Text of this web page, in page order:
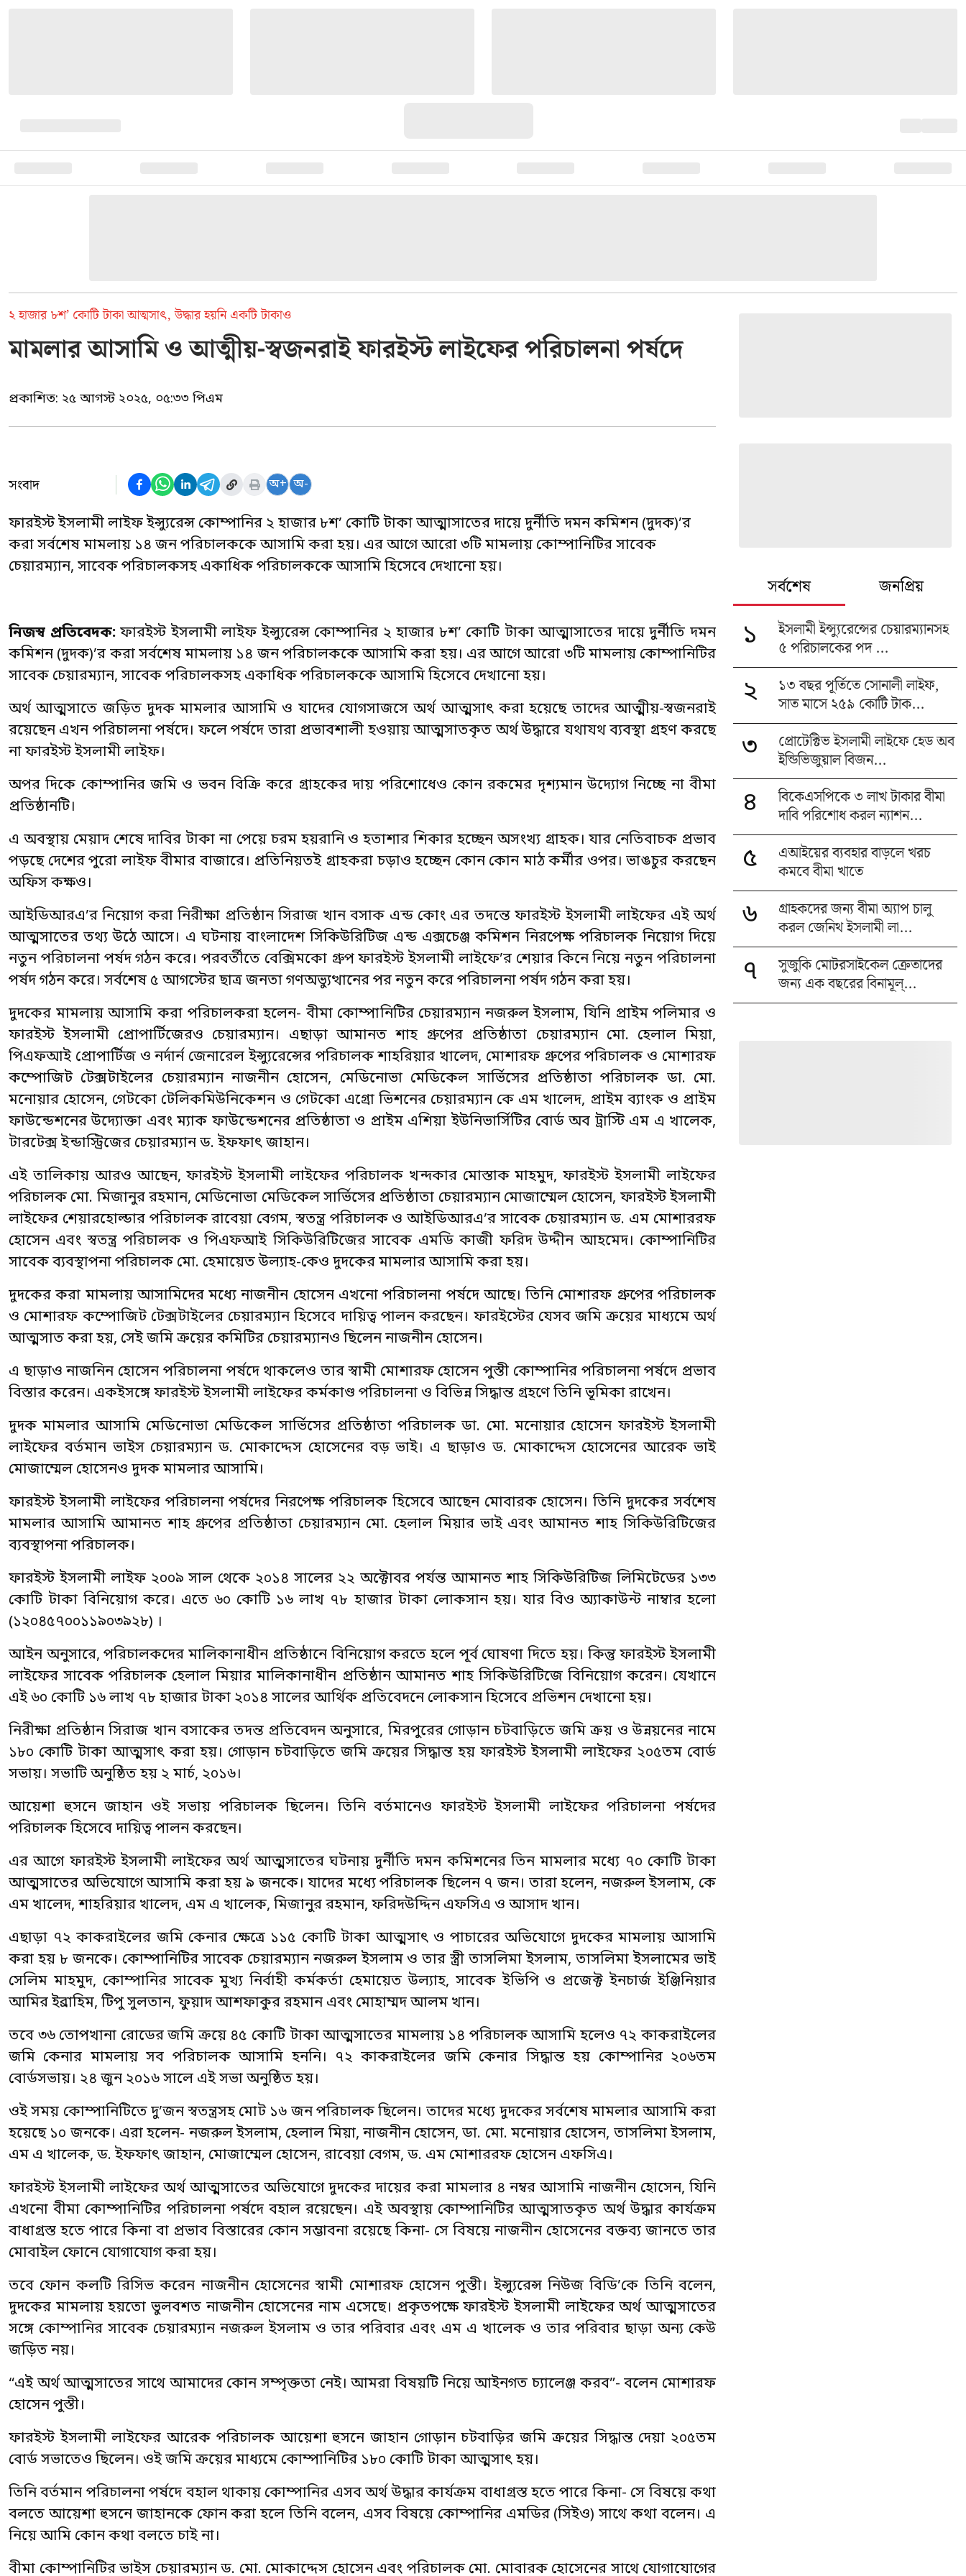
২ হাজার ৮শ’ কোটি টাকা আত্মসাৎ, উদ্ধার হয়নি একটি টাকাও
মামলার আসামি ও আত্মীয়-স্বজনরাই ফারইস্ট লাইফের পরিচালনা পর্ষদে
প্রকাশিত: ২৫ আগস্ট ২০২৫, ০৫:৩৩ পিএম
সংবাদ অ+ অ-
ফারইস্ট ইসলামী লাইফ ইন্স্যুরেন্স কোম্পানির ২ হাজার ৮শ’ কোটি টাকা আত্মাসাতের দায়ে দুর্নীতি দমন কমিশন (দুদক)’র
করা সর্বশেষ মামলায় ১৪ জন পরিচালককে আসামি করা হয়। এর আগে আরো ৩টি মামলায় কোম্পানিটির সাবেক
চেয়ারম্যান, সাবেক পরিচালকসহ একাধিক পরিচালককে আসামি হিসেবে দেখানো হয়।
নিজস্ব প্রতিবেদক:ফারইস্ট ইসলামী লাইফ ইন্স্যুরেন্স কোম্পানির ২ হাজার ৮শ’ কোটি টাকা আত্মাসাতের দায়ে দুর্নীতি দমন
কমিশন (দুদক)’র করা সর্বশেষ মামলায় ১৪ জন পরিচালককে আসামি করা হয়। এর আগে আরো ৩টি মামলায় কোম্পানিটির
সাবেক চেয়ারম্যান, সাবেক পরিচালকসহ একাধিক পরিচালককে আসামি হিসেবে দেখানো হয়।
অর্থ আত্মসাতে জড়িত দুদক মামলার আসামি ও যাদের যোগসাজসে অর্থ আত্মসাৎ করা হয়েছে তাদের আত্মীয়-স্বজনরাই
রয়েছেন এখন পরিচালনা পর্ষদে। ফলে পর্ষদে তারা প্রভাবশালী হওয়ায় আত্মসাতকৃত অর্থ উদ্ধারে যথাযথ ব্যবস্থা গ্রহণ করছে
না ফারইস্ট ইসলামী লাইফ।
অপর দিকে কোম্পানির জমি ও ভবন বিক্রি করে গ্রাহকের দায় পরিশোধেও কোন রকমের দৃশ্যমান উদ্যোগ নিচ্ছে না বীমা
প্রতিষ্ঠানটি।
এ অবস্থায় মেয়াদ শেষে দাবির টাকা না পেয়ে চরম হয়রানি ও হতাশার শিকার হচ্ছেন অসংখ্য গ্রাহক। যার নেতিবাচক প্রভাব
পড়ছে দেশের পুরো লাইফ বীমার বাজারে। প্রতিনিয়তই গ্রাহকরা চড়াও হচ্ছেন কোন কোন মাঠ কর্মীর ওপর। ভাঙচুর করছেন
অফিস কক্ষও।
আইডিআরএ’র নিয়োগ করা নিরীক্ষা প্রতিষ্ঠান সিরাজ খান বসাক এন্ড কোং এর তদন্তে ফারইস্ট ইসলামী লাইফের এই অর্থ
আত্মসাতের তথ্য উঠে আসে। এ ঘটনায় বাংলাদেশ সিকিউরিটিজ এন্ড এক্সচেঞ্জ কমিশন নিরপেক্ষ পরিচালক নিয়োগ দিয়ে
নতুন পরিচালনা পর্ষদ গঠন করে। পরবর্তীতে বেক্সিমকো গ্রুপ ফারইস্ট ইসলামী লাইফে’র শেয়ার কিনে নিয়ে নতুন পরিচালনা
পর্ষদ গঠন করে। সর্বশেষ ৫ আগস্টের ছাত্র জনতা গণঅভ্যুত্থানের পর নতুন করে পরিচালনা পর্ষদ গঠন করা হয়।
দুদকের মামলায় আসামি করা পরিচালকরা হলেন- বীমা কোম্পানিটির চেয়ারম্যান নজরুল ইসলাম, যিনি প্রাইম পলিমার ও
ফারইস্ট ইসলামী প্রোপার্টিজেরও চেয়ারম্যান। এছাড়া আমানত শাহ গ্রুপের প্রতিষ্ঠাতা চেয়ারম্যান মো. হেলাল মিয়া,
পিএফআই প্রোপার্টিজ ও নর্দার্ন জেনারেল ইন্স্যুরেন্সের পরিচালক শাহরিয়ার খালেদ, মোশারফ গ্রুপের পরিচালক ও মোশারফ
কম্পোজিট টেক্সটাইলের চেয়ারম্যান নাজনীন হোসেন, মেডিনোভা মেডিকেল সার্ভিসের প্রতিষ্ঠাতা পরিচালক ডা. মো.
মনোয়ার হোসেন, গেটকো টেলিকমিউনিকেশন ও গেটকো এগ্রো ভিশনের চেয়ারম্যান কে এম খালেদ, প্রাইম ব্যাংক ও প্রাইম
ফাউন্ডেশনের উদ্যোক্তা এবং ম্যাক ফাউন্ডেশনের প্রতিষ্ঠাতা ও প্রাইম এশিয়া ইউনিভার্সিটির বোর্ড অব ট্রাস্টি এম এ খালেক,
টারটেক্স ইন্ডাস্ট্রিজের চেয়ারম্যান ড. ইফফাৎ জাহান।
এই তালিকায় আরও আছেন, ফারইস্ট ইসলামী লাইফের পরিচালক খন্দকার মোস্তাক মাহমুদ, ফারইস্ট ইসলামী লাইফের
পরিচালক মো. মিজানুর রহমান, মেডিনোভা মেডিকেল সার্ভিসের প্রতিষ্ঠাতা চেয়ারম্যান মোজাম্মেল হোসেন, ফারইস্ট ইসলামী
লাইফের শেয়ারহোল্ডার পরিচালক রাবেয়া বেগম, স্বতন্ত্র পরিচালক ও আইডিআরএ’র সাবেক চেয়ারম্যান ড. এম মোশাররফ
হোসেন এবং স্বতন্ত্র পরিচালক ও পিএফআই সিকিউরিটিজের সাবেক এমডি কাজী ফরিদ উদ্দীন আহমেদ। কোম্পানিটির
সাবেক ব্যবস্থাপনা পরিচালক মো. হেমায়েত উল্যাহ-কেও দুদকের মামলার আসামি করা হয়।
দুদকের করা মামলায় আসামিদের মধ্যে নাজনীন হোসেন এখনো পরিচালনা পর্ষদে আছে। তিনি মোশারফ গ্রুপের পরিচালক
ও মোশারফ কম্পোজিট টেক্সটাইলের চেয়ারম্যান হিসেবে দায়িত্ব পালন করছেন। ফারইস্টের যেসব জমি ক্রয়ের মাধ্যমে অর্থ
আত্মসাত করা হয়, সেই জমি ক্রয়ের কমিটির চেয়ারম্যানও ছিলেন নাজনীন হোসেন।
এ ছাড়াও নাজনিন হোসেন পরিচালনা পর্ষদে থাকলেও তার স্বামী মোশারফ হোসেন পুস্তী কোম্পানির পরিচালনা পর্ষদে প্রভাব
বিস্তার করেন। একইসঙ্গে ফারইস্ট ইসলামী লাইফের কর্মকাণ্ড পরিচালনা ও বিভিন্ন সিদ্ধান্ত গ্রহণে তিনি ভূমিকা রাখেন।
দুদক মামলার আসামি মেডিনোভা মেডিকেল সার্ভিসের প্রতিষ্ঠাতা পরিচালক ডা. মো. মনোয়ার হোসেন ফারইস্ট ইসলামী
লাইফের বর্তমান ভাইস চেয়ারম্যান ড. মোকাদ্দেস হোসেনের বড় ভাই। এ ছাড়াও ড. মোকাদ্দেস হোসেনের আরেক ভাই
মোজাম্মেল হোসেনও দুদক মামলার আসামি।
ফারইস্ট ইসলামী লাইফের পরিচালনা পর্ষদের নিরপেক্ষ পরিচালক হিসেবে আছেন মোবারক হোসেন। তিনি দুদকের সর্বশেষ
মামলার আসামি আমানত শাহ গ্রুপের প্রতিষ্ঠাতা চেয়ারম্যান মো. হেলাল মিয়ার ভাই এবং আমানত শাহ সিকিউরিটিজের
ব্যবস্থাপনা পরিচালক।
ফারইস্ট ইসলামী লাইফ ২০০৯ সাল থেকে ২০১৪ সালের ২২ অক্টোবর পর্যন্ত আমানত শাহ সিকিউরিটিজ লিমিটেডের ১৩৩
কোটি টাকা বিনিয়োগ করে। এতে ৬০ কোটি ১৬ লাখ ৭৮ হাজার টাকা লোকসান হয়। যার বিও অ্যাকাউন্ট নাম্বার হলো
(১২০৪৫৭০০১১৯০৩৯২৮) ।
আইন অনুসারে, পরিচালকদের মালিকানাধীন প্রতিষ্ঠানে বিনিয়োগ করতে হলে পূর্ব ঘোষণা দিতে হয়। কিন্তু ফারইস্ট ইসলামী
লাইফের সাবেক পরিচালক হেলাল মিয়ার মালিকানাধীন প্রতিষ্ঠান আমানত শাহ সিকিউরিটিজে বিনিয়োগ করেন। যেখানে
এই ৬০ কোটি ১৬ লাখ ৭৮ হাজার টাকা ২০১৪ সালের আর্থিক প্রতিবেদনে লোকসান হিসেবে প্রভিশন দেখানো হয়।
নিরীক্ষা প্রতিষ্ঠান সিরাজ খান বসাকের তদন্ত প্রতিবেদন অনুসারে, মিরপুরের গোড়ান চটবাড়িতে জমি ক্রয় ও উন্নয়নের নামে
১৮০ কোটি টাকা আত্মসাৎ করা হয়। গোড়ান চটবাড়িতে জমি ক্রয়ের সিদ্ধান্ত হয় ফারইস্ট ইসলামী লাইফের ২০৫তম বোর্ড
সভায়। সভাটি অনুষ্ঠিত হয় ২ মার্চ, ২০১৬।
আয়েশা হুসনে জাহান ওই সভায় পরিচালক ছিলেন। তিনি বর্তমানেও ফারইস্ট ইসলামী লাইফের পরিচালনা পর্ষদের
পরিচালক হিসেবে দায়িত্ব পালন করছেন।
এর আগে ফারইস্ট ইসলামী লাইফের অর্থ আত্মসাতের ঘটনায় দুর্নীতি দমন কমিশনের তিন মামলার মধ্যে ৭০ কোটি টাকা
আত্মসাতের অভিযোগে আসামি করা হয় ৯ জনকে। যাদের মধ্যে পরিচালক ছিলেন ৭ জন। তারা হলেন, নজরুল ইসলাম, কে
এম খালেদ, শাহরিয়ার খালেদ, এম এ খালেক, মিজানুর রহমান, ফরিদউদ্দিন এফসিএ ও আসাদ খান।
এছাড়া ৭২ কাকরাইলের জমি কেনার ক্ষেত্রে ১১৫ কোটি টাকা আত্মসাৎ ও পাচারের অভিযোগে দুদকের মামলায় আসামি
করা হয় ৮ জনকে। কোম্পানিটির সাবেক চেয়ারম্যান নজরুল ইসলাম ও তার স্ত্রী তাসলিমা ইসলাম, তাসলিমা ইসলামের ভাই
সেলিম মাহমুদ, কোম্পানির সাবেক মুখ্য নির্বাহী কর্মকর্তা হেমায়েত উল্যাহ, সাবেক ইভিপি ও প্রজেক্ট ইনচার্জ ইঞ্জিনিয়ার
আমির ইব্রাহিম, টিপু সুলতান, ফুয়াদ আশফাকুর রহমান এবং মোহাম্মদ আলম খান।
তবে ৩৬ তোপখানা রোডের জমি ক্রয়ে ৪৫ কোটি টাকা আত্মসাতের মামলায় ১৪ পরিচালক আসামি হলেও ৭২ কাকরাইলের
জমি কেনার মামলায় সব পরিচালক আসামি হননি। ৭২ কাকরাইলের জমি কেনার সিদ্ধান্ত হয় কোম্পানির ২০৬তম
বোর্ডসভায়। ২৪ জুন ২০১৬ সালে এই সভা অনুষ্ঠিত হয়।
ওই সময় কোম্পানিটিতে দু’জন স্বতন্ত্রসহ মোট ১৬ জন পরিচালক ছিলেন। তাদের মধ্যে দুদকের সর্বশেষ মামলার আসামি করা
হয়েছে ১০ জনকে। এরা হলেন- নজরুল ইসলাম, হেলাল মিয়া, নাজনীন হোসেন, ডা. মো. মনোয়ার হোসেন, তাসলিমা ইসলাম,
এম এ খালেক, ড. ইফফাৎ জাহান, মোজাম্মেল হোসেন, রাবেয়া বেগম, ড. এম মোশাররফ হোসেন এফসিএ।
ফারইস্ট ইসলামী লাইফের অর্থ আত্মসাতের অভিযোগে দুদকের দায়ের করা মামলার ৪ নম্বর আসামি নাজনীন হোসেন, যিনি
এখনো বীমা কোম্পানিটির পরিচালনা পর্ষদে বহাল রয়েছেন। এই অবস্থায় কোম্পানিটির আত্মসাতকৃত অর্থ উদ্ধার কার্যক্রম
বাধাগ্রস্ত হতে পারে কিনা বা প্রভাব বিস্তারের কোন সম্ভাবনা রয়েছে কিনা- সে বিষয়ে নাজনীন হোসেনের বক্তব্য জানতে তার
মোবাইল ফোনে যোগাযোগ করা হয়।
তবে ফোন কলটি রিসিভ করেন নাজনীন হোসেনের স্বামী মোশারফ হোসেন পুস্তী। ইন্স্যুরেন্স নিউজ বিডি’কে তিনি বলেন,
দুদকের মামলায় হয়তো ভুলবশত নাজনীন হোসেনের নাম এসেছে। প্রকৃতপক্ষে ফারইস্ট ইসলামী লাইফের অর্থ আত্মসাতের
সঙ্গে কোম্পানির সাবেক চেয়ারম্যান নজরুল ইসলাম ও তার পরিবার এবং এম এ খালেক ও তার পরিবার ছাড়া অন্য কেউ
জড়িত নয়।
“এই অর্থ আত্মসাতের সাথে আমাদের কোন সম্পৃক্ততা নেই। আমরা বিষয়টি নিয়ে আইনগত চ্যালেঞ্জ করব”- বলেন মোশারফ
হোসেন পুস্তী।
ফারইস্ট ইসলামী লাইফের আরেক পরিচালক আয়েশা হুসনে জাহান গোড়ান চটবাড়ির জমি ক্রয়ের সিদ্ধান্ত দেয়া ২০৫তম
বোর্ড সভাতেও ছিলেন। ওই জমি ক্রয়ের মাধ্যমে কোম্পানিটির ১৮০ কোটি টাকা আত্মসাৎ হয়।
তিনি বর্তমান পরিচালনা পর্ষদে বহাল থাকায় কোম্পানির এসব অর্থ উদ্ধার কার্যক্রম বাধাগ্রস্ত হতে পারে কিনা- সে বিষয়ে কথা
বলতে আয়েশা হুসনে জাহানকে ফোন করা হলে তিনি বলেন, এসব বিষয়ে কোম্পানির এমডির (সিইও) সাথে কথা বলেন। এ
নিয়ে আমি কোন কথা বলতে চাই না।
বীমা কোম্পানিটির ভাইস চেয়ারম্যান ড. মো. মোকাদ্দেস হোসেন এবং পরিচালক মো. মোবারক হোসেনের সাথে যোগাযোগের
সর্বশেষ জনপ্রিয়
১
ইসলামী ইন্স্যুরেন্সের চেয়ারম্যানসহ
৫ পরিচালকের পদ ...
২
১৩ বছর পূর্তিতে সোনালী লাইফ,
সাত মাসে ২৫৯ কোটি টাক...
৩
প্রোটেক্টিভ ইসলামী লাইফে হেড অব
ইন্ডিভিজুয়াল বিজন...
৪
বিকেএসপিকে ৩ লাখ টাকার বীমা
দাবি পরিশোধ করল ন্যাশন...
৫
এআইয়ের ব্যবহার বাড়লে খরচ
কমবে বীমা খাতে
৬
গ্রাহকদের জন্য বীমা অ্যাপ চালু
করল জেনিথ ইসলামী লা...
৭
সুজুকি মোটরসাইকেল ক্রেতাদের
জন্য এক বছরের বিনামূল্...